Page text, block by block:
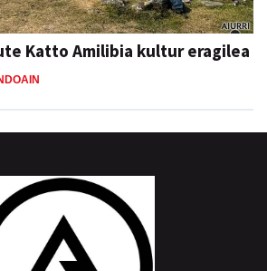
Katto Amilibia kultur eragilea